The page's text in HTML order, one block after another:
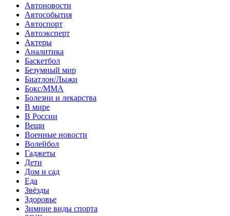
Автоновости
Автособытия
Автоспорт
Автоэксперт
Актеры
Аналитика
Баскетбол
Безумный мир
Биатлон/Лыжи
Бокс/MMA
Болезни и лекарства
В мире
В России
Вещи
Военные новости
Волейбол
Гаджеты
Дети
Дом и сад
Еда
Звёзды
Здоровье
Зимние виды спорта